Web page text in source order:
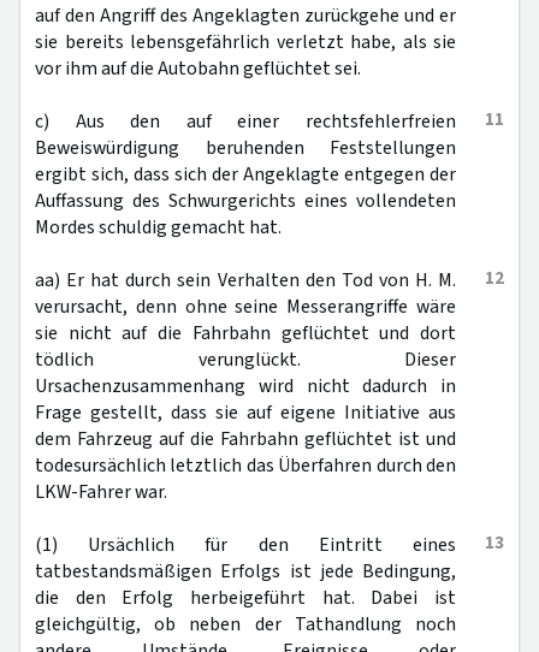
auf den Angriff des Angeklagten zurückgehe und er
sie bereits lebensgefährlich verletzt habe, als sie
vor ihm auf die Autobahn geflüchtet sei.
11
c) Aus den auf einer rechtsfehlerfreien
Beweiswürdigung beruhenden Feststellungen
ergibt sich, dass sich der Angeklagte entgegen der
Auffassung des Schwurgerichts eines vollendeten
Mordes schuldig gemacht hat.
12
aa) Er hat durch sein Verhalten den Tod von H. M.
verursacht, denn ohne seine Messerangriffe wäre
sie nicht auf die Fahrbahn geflüchtet und dort
tödlich verunglückt. Dieser
Ursachenzusammenhang wird nicht dadurch in
Frage gestellt, dass sie auf eigene Initiative aus
dem Fahrzeug auf die Fahrbahn geflüchtet ist und
todesursächlich letztlich das Überfahren durch den
LKW-Fahrer war.
13
(1) Ursächlich für den Eintritt eines
tatbestandsmäßigen Erfolgs ist jede Bedingung,
die den Erfolg herbeigeführt hat. Dabei ist
gleichgültig, ob neben der Tathandlung noch